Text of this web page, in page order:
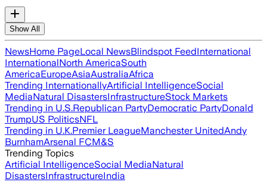
Show All
NewsHome PageLocal NewsBlindspot FeedInternational
InternationalNorth AmericaSouth
AmericaEuropeAsiaAustraliaAfrica
Trending InternationallyArtificial IntelligenceSocial
MediaNatural DisastersInfrastructureStock Markets
Trending in U.S.Republican PartyDemocratic PartyDonald
TrumpUS PoliticsNFL
Trending in U.K.Premier LeagueManchester UnitedAndy
BurnhamArsenal FCM&S
Trending Topics
Artificial IntelligenceSocial MediaNatural
DisastersInfrastructureIndia